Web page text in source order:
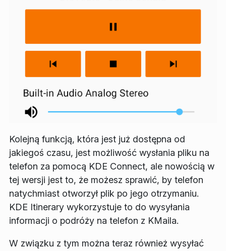
Kolejną funkcją, która jest już dostępna od
jakiegoś czasu, jest możliwość wysłania pliku na
telefon za pomocą KDE Connect, ale nowością w
tej wersji jest to, że możesz sprawić, by telefon
natychmiast otworzył plik po jego otrzymaniu.
KDE Itinerary wykorzystuje to do wysyłania
informacji o podróży na telefon z KMaila.
W związku z tym można teraz również wysyłać